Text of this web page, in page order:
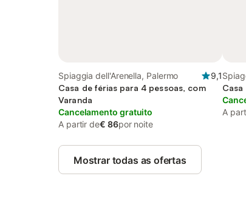
Spiaggia dell'Arenella, Palermo
9,1
Casa de férias para 4 pessoas, com
Varanda
Cancelamento gratuito
A partir de€ 86por noite
A
Mostrar todas as ofertas